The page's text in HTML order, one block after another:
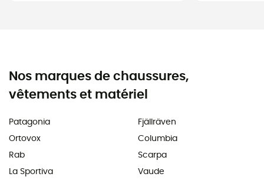
Nos marques de chaussures,
vêtements et matériel
Patagonia
Ortovox
Rab
La Sportiva
Fjällräven
Columbia
Scarpa
Vaude